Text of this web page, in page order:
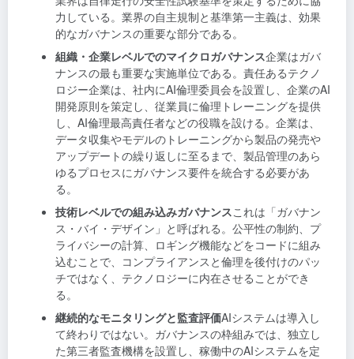
力している。業界の自主規制と基準第一主義は、効果
的なガバナンスの重要な部分である。
組織・企業レベルでのマイクロガバナンス企業はガバ
ナンスの最も重要な実施単位である。責任あるテクノ
ロジー企業は、社内にAI倫理委員会を設置し、企業のAI
開発原則を策定し、従業員に倫理トレーニングを提供
し、AI倫理最高責任者などの役職を設ける。企業は、
データ収集やモデルのトレーニングから製品の発売や
アップデートの繰り返しに至るまで、製品管理のあら
ゆるプロセスにガバナンス要件を統合する必要があ
る。
技術レベルでの組み込みガバナンスこれは「ガバナン
ス・バイ・デザイン」と呼ばれる。公平性の制約、プ
ライバシーの計算、ロギング機能などをコードに組み
込むことで、コンプライアンスと倫理を後付けのパッ
チではなく、テクノロジーに内在させることができ
る。
継続的なモニタリングと監査評価AIシステムは導入し
て終わりではない。ガバナンスの枠組みでは、独立し
た第三者監査機構を設置し、稼働中のAIシステムを定